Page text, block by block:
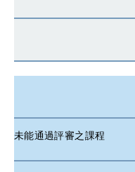
未能通過評審之課程